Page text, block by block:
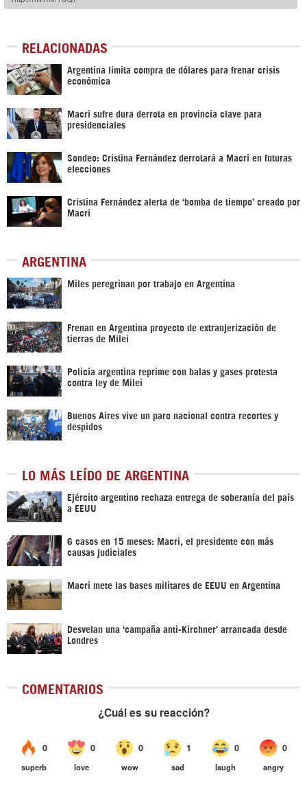
RELACIONADAS
Argentina limita compra de dólares para frenar crisis
económica
Macri sufre dura derrota en provincia clave para
presidenciales
Sondeo: Cristina Fernández derrotará a Macri en futuras
elecciones
Cristina Fernández alerta de ‘bomba de tiempo’ creado por
Macri
ARGENTINA
Miles peregrinan por trabajo en Argentina
Frenan en Argentina proyecto de extranjerización de
tierras de Milei
Policía argentina reprime con balas y gases protesta
contra ley de Milei
Buenos Aires vive un paro nacional contra recortes y
despidos
LO MÁS LEÍDO DE ARGENTINA
Ejército argentino rechaza entrega de soberanía del país
a EEUU
6 casos en 15 meses: Macri, el presidente con más
causas judiciales
Macri mete las bases militares de EEUU en Argentina
Desvelan una ‘campaña anti-Kirchner’ arrancada desde
Londres
COMENTARIOS